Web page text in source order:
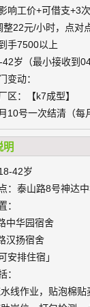
响工价+可借支+3
整22元/小时，点对
手7500以上
岁（最小接收到04
变动：
区：【k7成型】
10号一次结清（每
明
42岁
：泰山路8号神达
：
中华园宿舍
汉扬宿舍
安排住宿」
：
线作业，贴泡棉